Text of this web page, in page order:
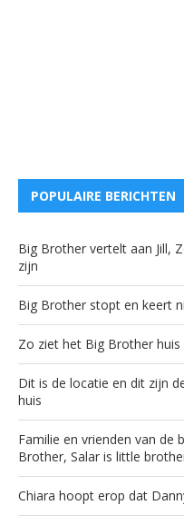
POPULAIRE BERICHTEN
Big Brother vertelt aan Jill,
zijn
Big Brother stopt en keert
Zo ziet het Big Brother
Dit is de locatie en dit zijn
huis
Familie en vrienden van de
Brother, Salar is little
Chiara hoopt erop dat